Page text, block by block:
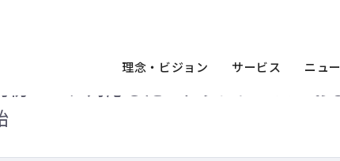
理念・ビジョン サービス ニュ